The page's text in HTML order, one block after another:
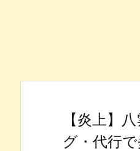
【炎上】
グ・代行